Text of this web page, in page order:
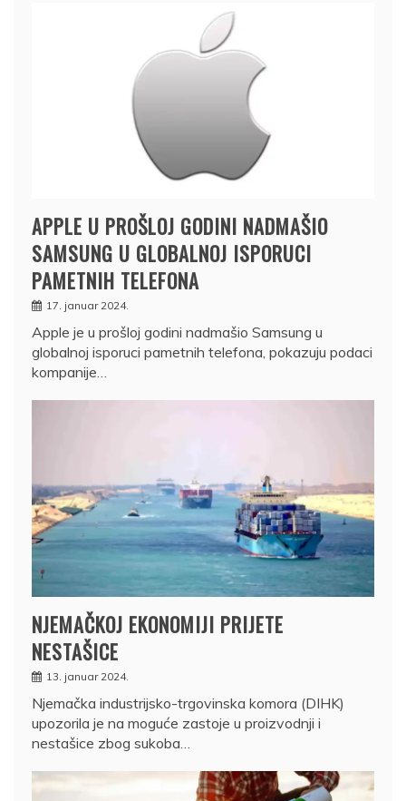
APPLE U PROŠLOJ GODINI NADMAŠIO
SAMSUNG U GLOBALNOJ ISPORUCI
PAMETNIH TELEFONA
17. januar 2024.
Apple je u prošloj godini nadmašio Samsung u
globalnoj isporuci pametnih telefona, pokazuju podaci
kompanije…
NJEMAČKOJ EKONOMIJI PRIJETE
NESTAŠICE
13. januar 2024.
Njemačka industrijsko-trgovinska komora (DIHK)
upozorila je na moguće zastoje u proizvodnji i
nestašice zbog sukoba…